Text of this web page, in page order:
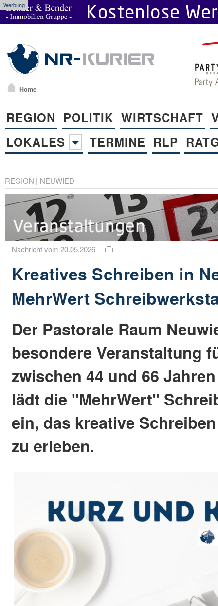
Werbung
Home
REGION POLITIK WIRTSCHAFT
LOKALES
TERMINE RLP
REGION | NEUWIED
Nachricht vom 20.05.2026
Kreatives Schreiben in
MehrWert
Der Pastorale Raum
besondere Veranstaltung
zwischen 44 und 66
lädt die "MehrWert"
ein, das kreative
zu erleben.